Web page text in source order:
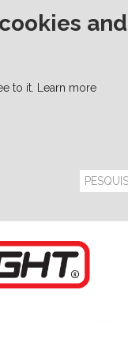
and
to it. Learn more